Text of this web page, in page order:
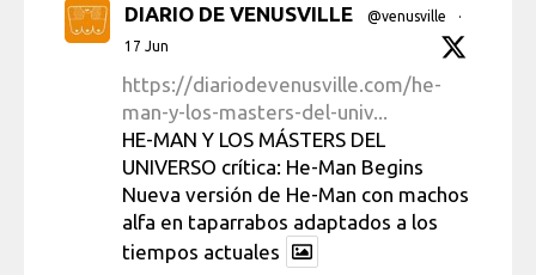
DIARIO DE VENUSVILLE @venusville
·
17 Jun
https://diariodevenusville.com/he-
man-y-los-masters-del-univ...
HE-MAN Y LOS MÁSTERS DEL
UNIVERSO crítica: He-Man Begins
Nueva versión de He-Man con machos
alfa en taparrabos adaptados a los
tiempos actuales